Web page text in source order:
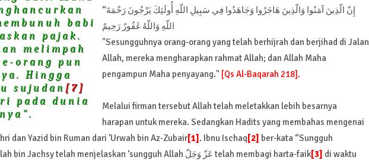
babi
pajak.
melimpah
orang pun
Hingga
sujudan [7]
pada dunia
“إِنّ الّذِينَ آمَنُوا وَالّذِينَ هَاجَرُوا وَجَاهَدُوا فِي سَبِيلِ اللّهِ أُولَئِكَ يَرْجُونَ رَحْمَةَ
اللّهِ وَاللّهُ غَفُورٌ رَحِيمٌ
"Sesungguhnya orang-orang yang telah berhijrah dan berjihad di Jalan
Allah, mereka mengharapkan rahmat Allah; dan Allah Maha
pengampun Maha penyayang." [Qs Al-Baqarah 218].
Melalui firman tersebut Allah telah meletakkan lebih besarnya
harapan untuk mereka. Sedangkan Hadits yang membahas mengenai
dan Yazid bin Ruman dari ’Urwah bin Az-Zubair[1]. Ibnu Ischaq[2] ber-kata “Sungguh
sebagian keluarga Abdullah bin Jachsy telah menjelaskan ‘sungguh Allah عَزّ وَجَلّ telah membagi harta-faik[3] di waktu